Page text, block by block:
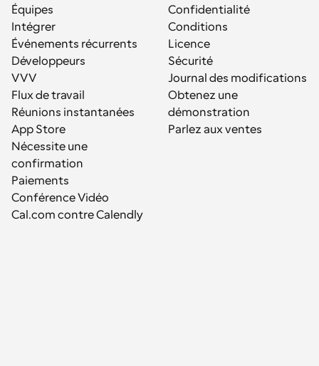
Équipes
Intégrer
Événements récurrents
Développeurs
VVV
Flux de travail
Réunions instantanées
App Store
Nécessite une
confirmation
Paiements
Conférence Vidéo
Cal.com contre Calendly
Confidentialité
Conditions
Licence
Sécurité
Journal des modifications
Obtenez une
démonstration
Parlez aux ventes